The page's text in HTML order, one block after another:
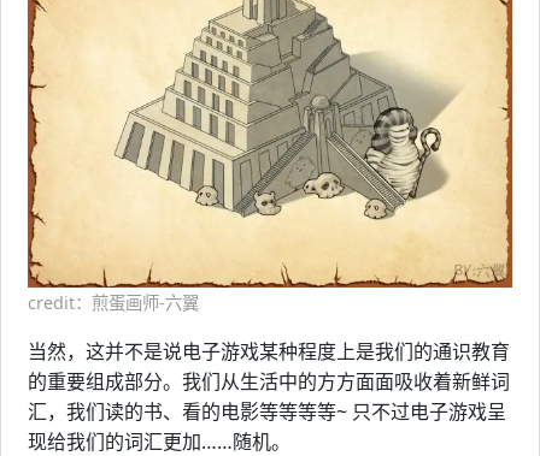
credit：煎蛋画师-六翼
当然，这并不是说电子游戏某种程度上是我们的通识教育
的重要组成部分。我们从生活中的方方面面吸收着新鲜词
汇，我们读的书、看的电影等等等等~ 只不过电子游戏呈
现给我们的词汇更加……随机。